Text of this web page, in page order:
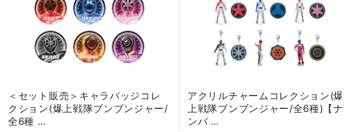
＜セット販売＞キャラバッジコレ
クション(爆上戦隊ブンブンジャー/
全6種 …
アクリルチャームコレクション(爆
上戦隊ブンブンジャー/全6種)【ナ
ンバ …